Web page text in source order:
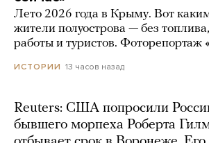
Лето 2026 года в Крыму. Вот
жители полуострова — без
работы и туристов. Фоторепортаж
ИСТОРИИ 13 часов назад
Reuters: США попросили
бывшего морпеха Роберта